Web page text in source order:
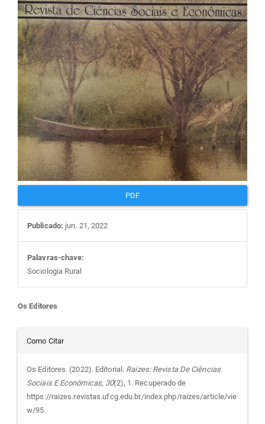
artigos
PDF
Publicado: jun. 21, 2022
Palavras-chave:
Sociologia Rural
Conteúdo
do
artigo
principal
Os Editores
Detalhes
do
artigo
Como Citar
Os Editores. (2022). Editorial. Raízes: Revista De Ciências
Sociais E Econômicas, 30(2), 1. Recuperado de
https://raizes.revistas.ufcg.edu.br/index.php/raizes/article/vie
w/95